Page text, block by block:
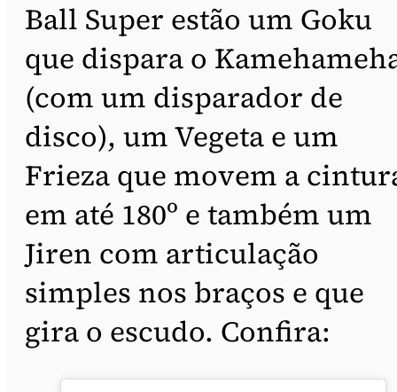
Ball Super estão um Goku
que dispara o
(com um disparador de
disco), um Vegeta e um
Frieza que movem a
em até 180º e também um
Jiren com articulação
simples nos braços e que
gira o escudo. Confira: